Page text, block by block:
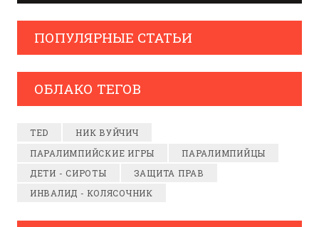
ПОПУЛЯРНЫЕ СТАТЬИ
ОБЛАКО ТЕГОВ
TED
НИК ВУЙЧИЧ
ПАРАЛИМПИЙСКИЕ ИГРЫ
ПАРАЛИМПИЙЦЫ
ДЕТИ - СИРОТЫ
ЗАЩИТА ПРАВ
ИНВАЛИД - КОЛЯСОЧНИК